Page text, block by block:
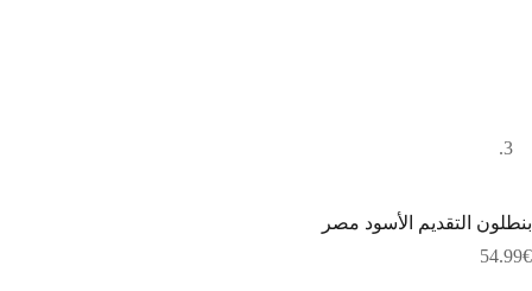
بنطلون التقديم الأسود مصر
54.99€